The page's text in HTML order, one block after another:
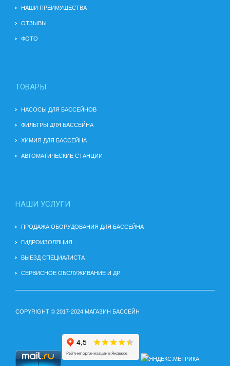
НАШИ ПРЕИМУЩЕСТВА
ОТЗЫВЫ
ФОТО
ТОВАРЫ
НАСОСЫ ДЛЯ БАССЕЙНОВ
ФИЛЬТРЫ ДЛЯ БАССЕЙНА
ХИМИЯ ДЛЯ БАССЕЙНА
АВТОМАТИЧЕСКИЕ СТАНЦИИ
НАШИ УСЛУГИ
ПРОДАЖА ОБОРУДОВАНИЯ ДЛЯ БАССЕЙНА
ГИДРОИЗОЛЯЦИЯ
ВЫЕЗД СПЕЦИАЛИСТА
СЕРВИСНОЕ ОБСЛУЖИВАНИЕ И ДР.
COPYRIGHT © 2017-2024 МАГАЗИН БАССЕЙН